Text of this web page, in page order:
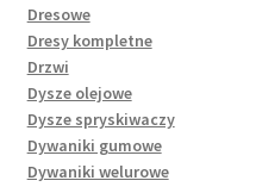
Dresowe
Dresy kompletne
Drzwi
Dysze olejowe
Dysze spryskiwaczy
Dywaniki gumowe
Dywaniki welurowe